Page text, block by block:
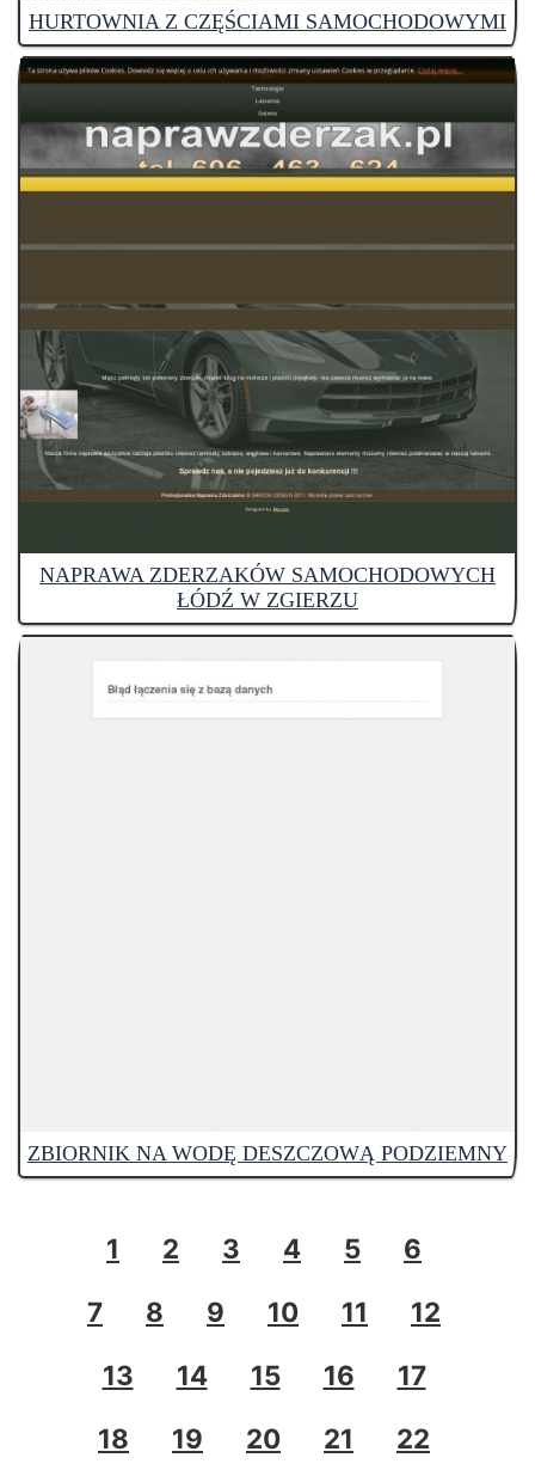
HURTOWNIA Z CZĘŚCIAMI SAMOCHODOWYMI
NAPRAWA ZDERZAKÓW SAMOCHODOWYCH
ŁÓDŹ W ZGIERZU
ZBIORNIK NA WODĘ DESZCZOWĄ PODZIEMNY
1 2 3 4 5
6
7
8 9 10 11
12
13
14 15 16
17
18
19 20 21 22